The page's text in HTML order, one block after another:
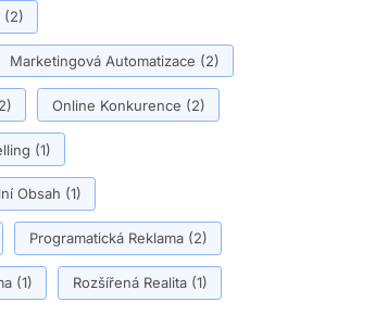
(2)
Marketingová Automatizace (2)
Online Konkurence (2)
(1)
Obsah (1)
Programatická Reklama(2)
(1) Rozšířená Realita(1)